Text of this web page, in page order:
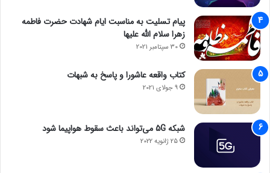
پیام تسلیت به مناسبت ایام شهادت حضرت فاطمه
زهرا سلام الله علیها
30 سپتامبر 2021
کتاب واقعه عاشورا و پاسخ به شبهات
9 جولای 2021
شبکه 5G می‌تواند باعث سقوط هواپیما شود
25 ژانویه 2022